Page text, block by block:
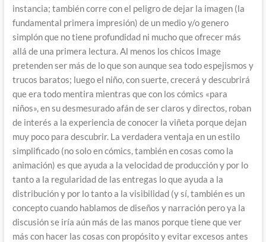
instancia; también corre con el peligro de dejar la imagen (la
fundamental primera impresión) de un medio y/o genero
simplón que no tiene profundidad ni mucho que ofrecer más
allá de una primera lectura. Al menos los chicos Image
pretenden ser más de lo que son aunque sea todo espejismos y
trucos baratos; luego el niño, con suerte, crecerá y descubrirá
que era todo mentira mientras que con los cómics «para
niños», en su desmesurado afán de ser claros y directos, roban
de interés a la experiencia de conocer la viñeta porque dejan
muy poco para descubrir. La verdadera ventaja en un estilo
simplificado (no solo en cómics, también en cosas como la
animación) es que ayuda a la velocidad de producción y por lo
tanto a la regularidad de las entregas lo que ayuda a la
distribución y por lo tanto a la visibilidad (y sí, también es un
concepto cuando hablamos de diseños y narración pero ya la
discusión se iría aún más de las manos porque tiene que ver
más con hacer las cosas con propósito y evitar excesos antes